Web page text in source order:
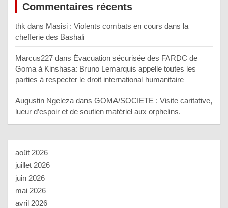
Commentaires récents
thk dans Masisi : Violents combats en cours dans la
chefferie des Bashali
Marcus227 dans Évacuation sécurisée des FARDC de
Goma à Kinshasa: Bruno Lemarquis appelle toutes les
parties à respecter le droit international humanitaire
Augustin Ngeleza dans GOMA/SOCIETE : Visite caritative,
lueur d’espoir et de soutien matériel aux orphelins.
août 2026
juillet 2026
juin 2026
mai 2026
avril 2026